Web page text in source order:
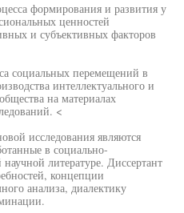
формирования и развития у
ценностей
и субъективных факторов
социальных перемещений в
интеллектуального и
на материалах
<
исследования являются
в социально-
литературе. Диссертант
концепции
анализа, диалектику